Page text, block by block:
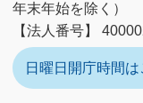
年末年始を除く）
【法人番号】
日曜日開庁時間は